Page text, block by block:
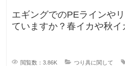
エギングでのPEラインや
ていますか？春イカや秋
閲覧数：3.86K つり具に関して